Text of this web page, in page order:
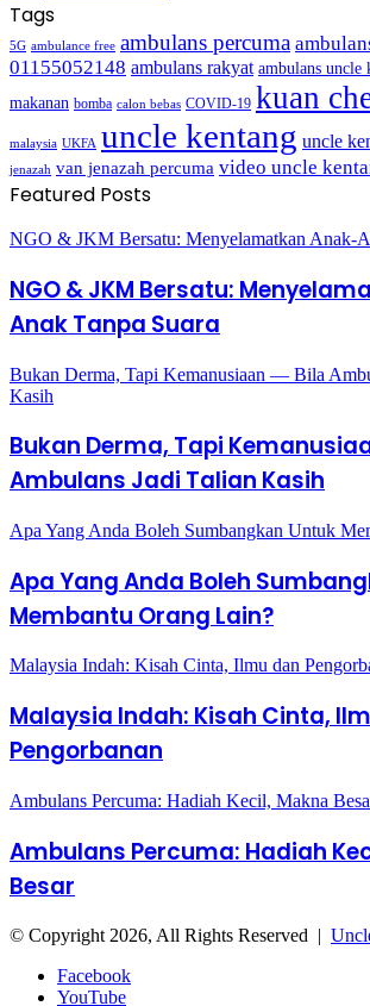
Tags
5G ambulance free ambulans percuma
01155052148 ambulans rakyat ambulans uncle
makanan bomba calon bebas COVID-19 kuan
malaysia UKFA uncle kentang uncle
jenazah van jenazah percuma video uncle
Featured Posts
NGO & JKM Bersatu: Menyelamatkan Anak-
NGO & JKM Bersatu:
Anak Tanpa Suara
Bukan Derma, Tapi Kemanusiaan — Bila
Kasih
Bukan Derma, Tapi
Ambulans Jadi Talian Kasih
Apa Yang Anda Boleh Sumbangkan Untuk
Apa Yang Anda Boleh
Membantu Orang Lain?
Malaysia Indah: Kisah Cinta, Ilmu dan
Malaysia Indah: Kisah Cinta,
Pengorbanan
Ambulans Percuma: Hadiah Kecil, Makna
Ambulans Percuma: Hadiah
Besar
© Copyright 2026, All Rights Reserved |
Facebook
YouTube